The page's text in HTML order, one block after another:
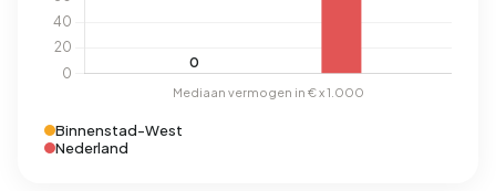
Binnenstad-West
Nederland